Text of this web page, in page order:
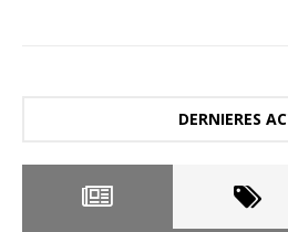
DERNIERES